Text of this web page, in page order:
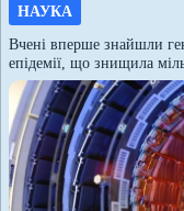
НАУКА
Вчені вперше знайшли
епідемії, що знищила